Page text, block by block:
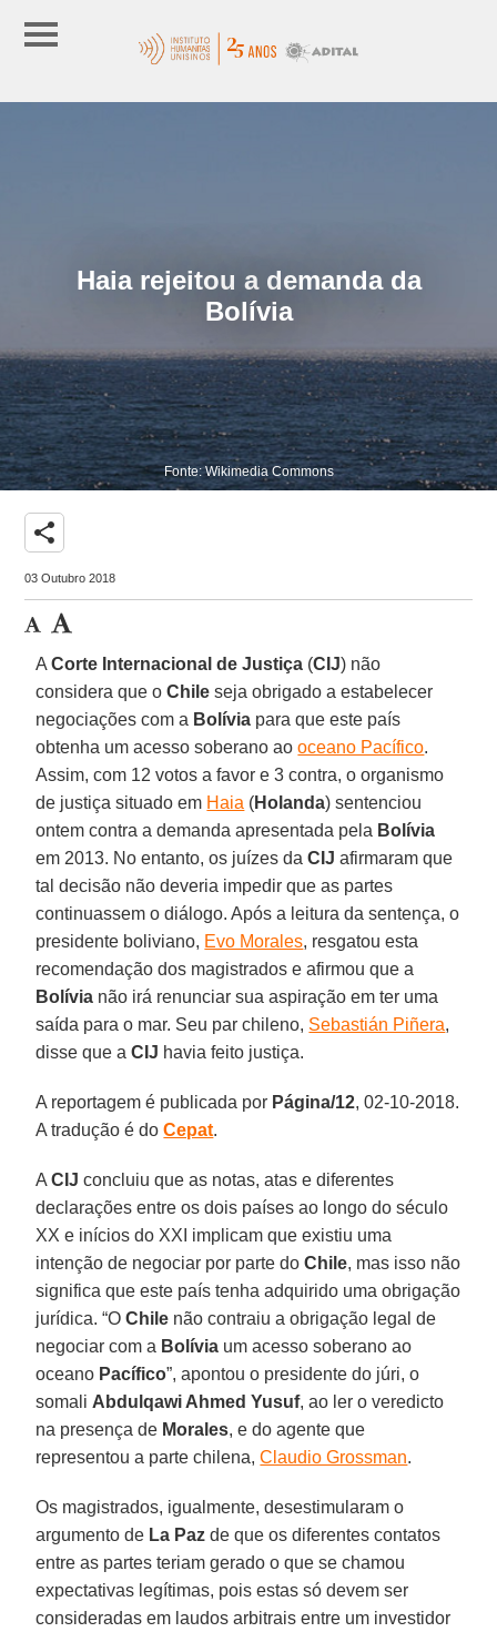
Haia rejeitou a demanda da
Bolívia
Fonte: Wikimedia Commons
share
03 Outubro 2018
ACorte Internacional de Justiça (CIJ) não
considera que oChile seja obrigado a estabelecer
negociações com a Bolívia para que este país
obtenha um acesso soberano aooceano Pacífico.
Assim, com 12 votos a favor e 3 contra, o organismo
de justiça situado em Haia (Holanda) sentenciou
ontem contra a demanda apresentada pela Bolívia
em 2013. No entanto, os juízes daCIJ afirmaram que
tal decisão não deveria impedir que as partes
continuassem o diálogo. Após a leitura da sentença, o
presidente boliviano, Evo Morales, resgatou esta
recomendação dos magistrados e afirmou que a
Bolívia não irá renunciar sua aspiração em ter uma
saída para o mar. Seu par chileno, Sebastián Piñera,
disse que aCIJ havia feito justiça.
A reportagem é publicada por Página/12, 02-10-2018.
A tradução é doCepat.
ACIJ concluiu que as notas, atas e diferentes
declarações entre os dois países ao longo do século
XX e inícios do XXI implicam que existiu uma
intenção de negociar por parte doChile, mas isso não
significa que este país tenha adquirido uma obrigação
jurídica. “OChile não contraiu a obrigação legal de
negociar com a Bolívia um acesso soberano ao
oceano Pacífico”, apontou o presidente do júri, o
somali Abdulqawi Ahmed Yusuf, ao ler o veredicto
na presença de Morales, e do agente que
representou a parte chilena,Claudio Grossman.
Os magistrados, igualmente, desestimularam o
argumento de La Paz de que os diferentes contatos
entre as partes teriam gerado o que se chamou
expectativas legítimas, pois estas só devem ser
consideradas em laudos arbitrais entre um investidor